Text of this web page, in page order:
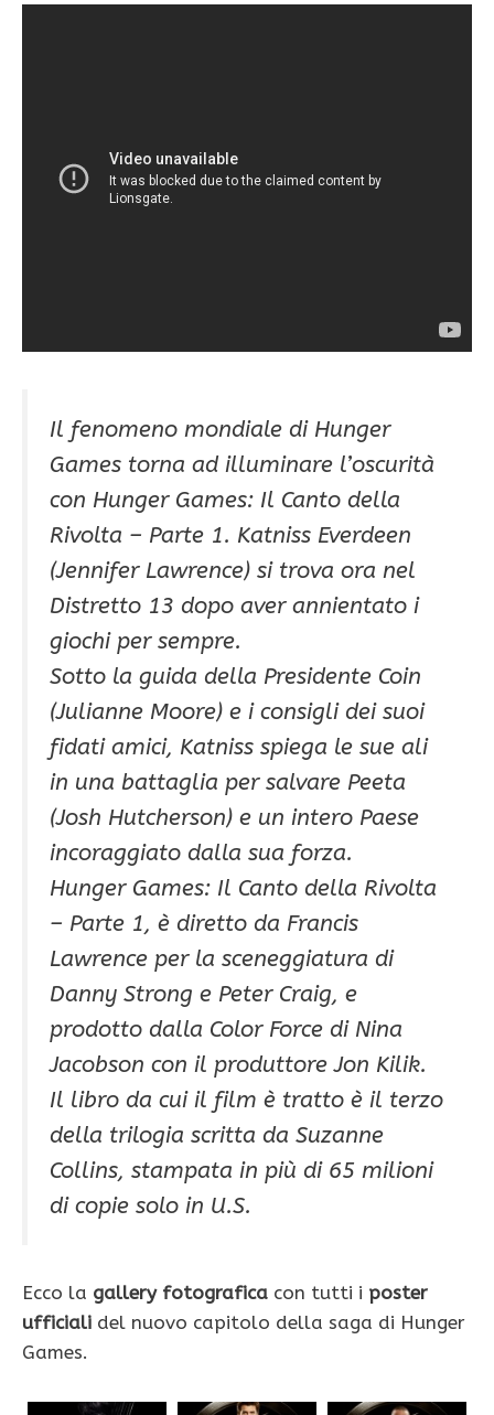
Il fenomeno mondiale di Hunger
Games torna ad illuminare l’oscurità
con Hunger Games: Il Canto della
Rivolta – Parte 1. Katniss Everdeen
(Jennifer Lawrence) si trova ora nel
Distretto 13 dopo aver annientato i
giochi per sempre.
Sotto la guida della Presidente Coin
(Julianne Moore) e i consigli dei suoi
fidati amici, Katniss spiega le sue ali
in una battaglia per salvare Peeta
(Josh Hutcherson) e un intero Paese
incoraggiato dalla sua forza.
Hunger Games: Il Canto della Rivolta
– Parte 1, è diretto da Francis
Lawrence per la sceneggiatura di
Danny Strong e Peter Craig, e
prodotto dalla Color Force di Nina
Jacobson con il produttore Jon Kilik.
Il libro da cui il film è tratto è il terzo
della trilogia scritta da Suzanne
Collins, stampata in più di 65 milioni
di copie solo in U.S.
Ecco la gallery fotografica con tutti i poster
ufficiali del nuovo capitolo della saga di Hunger
Games.